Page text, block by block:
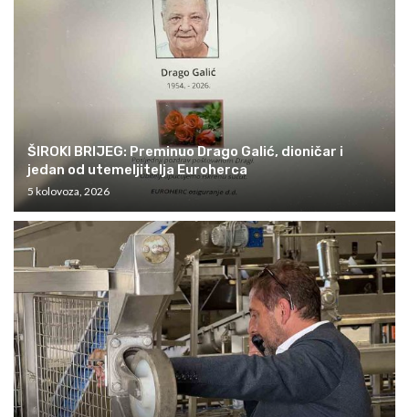
ŠIROKI BRIJEG: Preminuo Drago Galić, dioničar i
jedan od utemeljitelja Euroherca
5 kolovoza, 2026